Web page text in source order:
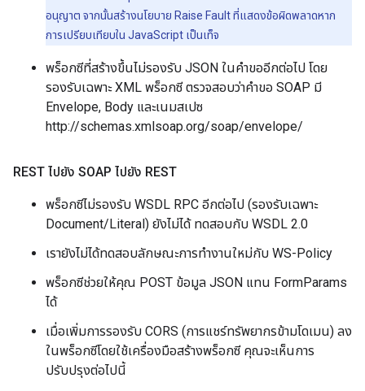
อนุญาต จากนั้นสร้างนโยบาย Raise Fault ที่แสดงข้อผิดพลาดหาก
การเปรียบเทียบใน JavaScript เป็นเท็จ
พร็อกซีที่สร้างขึ้นไม่รองรับ JSON ในคำขออีกต่อไป โดย
รองรับเฉพาะ XML พร็อกซี ตรวจสอบว่าคำขอ SOAP มี
Envelope, Body และเนมสเปซ
http://schemas.xmlsoap.org/soap/envelope/
REST ไปยัง SOAP ไปยัง REST
พร็อกซีไม่รองรับ WSDL RPC อีกต่อไป (รองรับเฉพาะ
Document/Literal) ยังไม่ได้ ทดสอบกับ WSDL 2.0
เรายังไม่ได้ทดสอบลักษณะการทำงานใหม่กับ WS-Policy
พร็อกซีช่วยให้คุณ POST ข้อมูล JSON แทน FormParams
ได้
เมื่อเพิ่มการรองรับ CORS (การแชร์ทรัพยากรข้ามโดเมน) ลง
ในพร็อกซีโดยใช้เครื่องมือสร้างพร็อกซี คุณจะเห็นการ
ปรับปรุงต่อไปนี้